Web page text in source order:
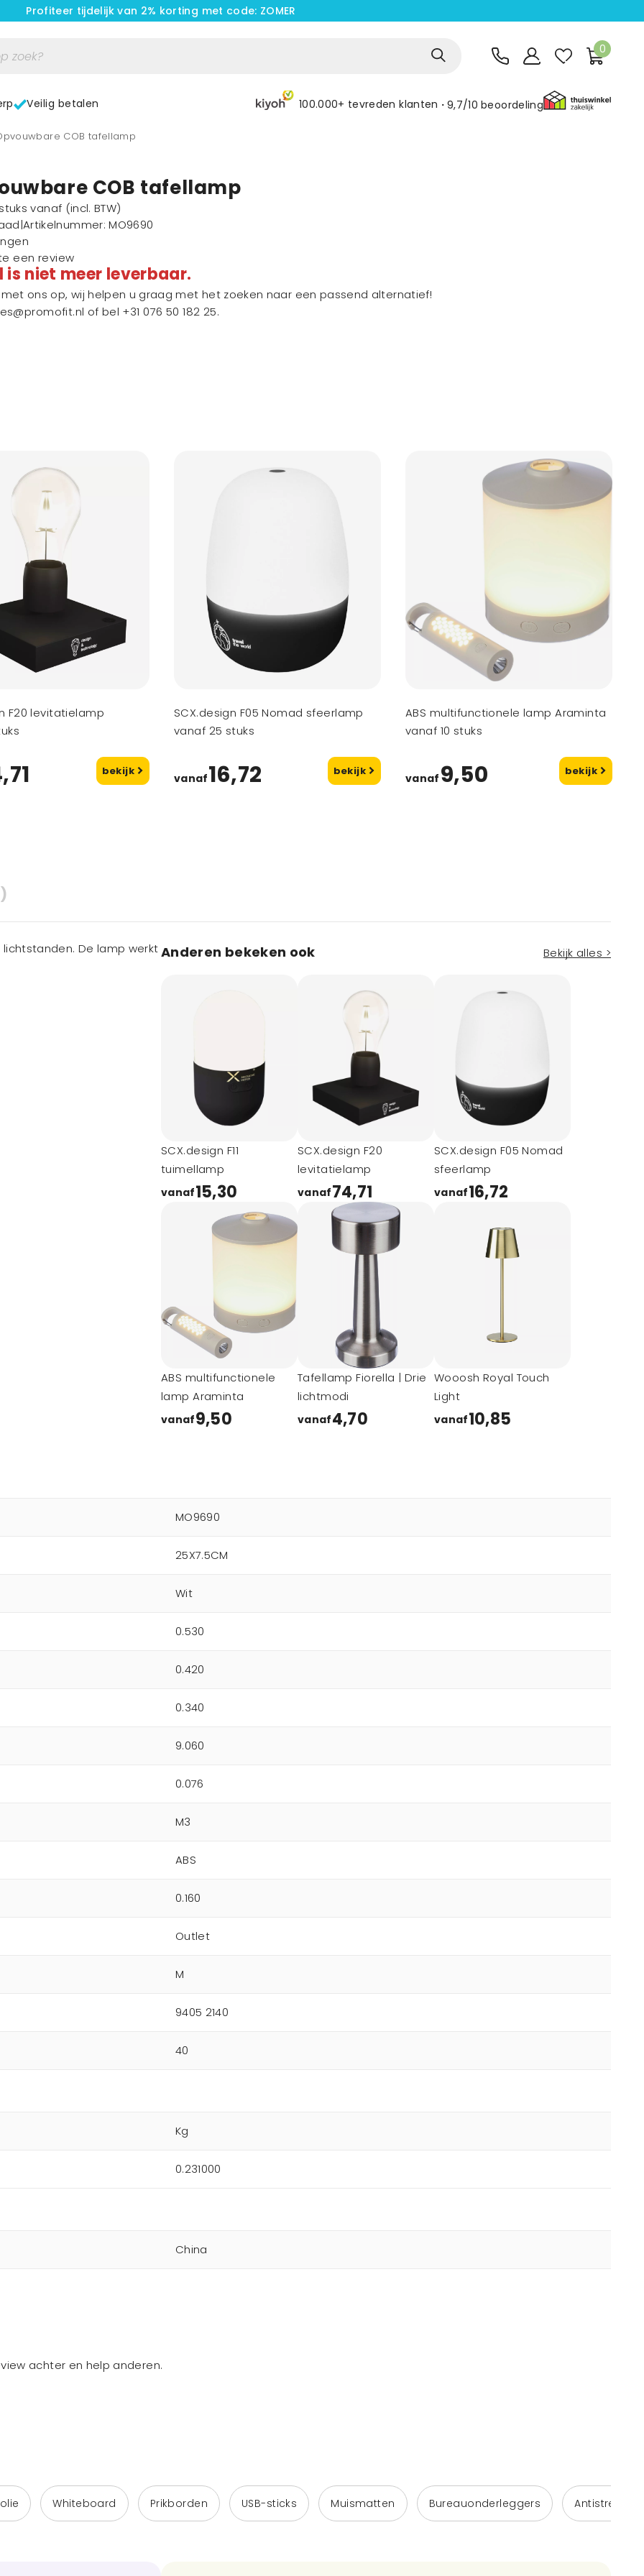
Profiteer tijdelijk van 2% korting met code: ZOMER
0
Veilig betalen 100.000+ tevreden klanten 9,7/10 beoordeling
COB tafellamp
COB tafellamp
vanaf (incl. BTW)
|Artikelnummer: MO9690
een review
is niet meer leverbaar.
ons op, wij helpen u graag met het zoeken naar een passend alternatief!
of bel +31 076 50 182 25.
F20 levitatielamp
bekijk
SCX.design F05 Nomad sfeerlamp
vanaf 25 stuks
vanaf16,72 bekijk
ABS multifunctionele lamp Araminta
vanaf 10 stuks
vanaf 9,50 bekijk
De lamp werktAnderen bekeken ook Bekijk alles >
SCX.design F11
tuimellamp
vanaf15,30
SCX.design F20
levitatielamp
vanaf74,71
SCX.design F05 Nomad
sfeerlamp
vanaf16,72
ABS multifunctionele
lamp Araminta
vanaf9,50
Tafellamp Fiorella | Drie
lichtmodi
vanaf4,70
Wooosh Royal Touch
Light
vanaf10,85
MO9690
25X7.5CM
Wit
0.530
0.420
0.340
9.060
0.076
M3
ABS
0.160
Outlet
M
9405 2140
40
Kg
0.231000
China
achter en help anderen.
Whiteboard Prikborden USB-sticks Muismatten Bureauonderleggers